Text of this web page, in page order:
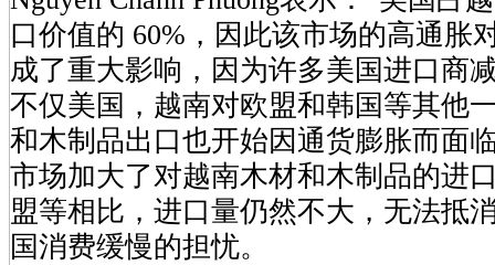
口价值的 60%，因此该市场的高通胀
成了重大影响，因为许多美国进口商
不仅美国，越南对欧盟和韩国等其他
和木制品出口也开始因通货膨胀而面
市场加大了对越南木材和木制品的进
盟等相比，进口量仍然不大，无法抵
国消费缓慢的担忧。